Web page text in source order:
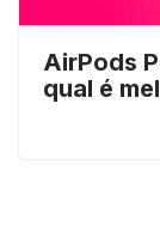
AirPods
qual é